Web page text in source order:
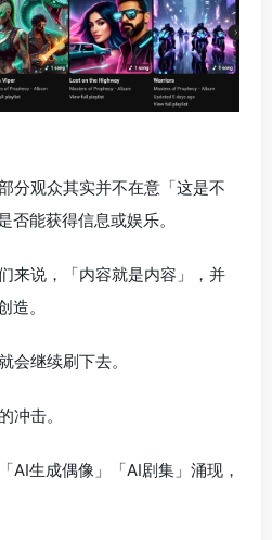
分观众其实并不在意「这是不
否能获得信息或娱乐。
来说，「内容就是内容」，并
造。
会继续刷下去。
冲击。
AI生成偶像」「AI剧集」涌现，